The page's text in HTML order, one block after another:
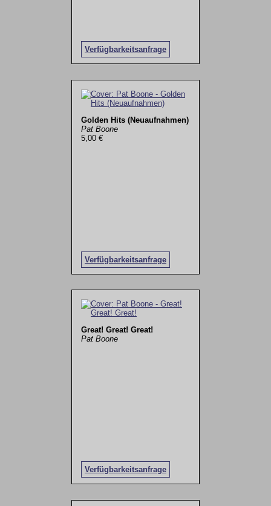
Verfügbarkeitsanfrage
Golden Hits (Neuaufnahmen)
Pat Boone
5,00 €
Verfügbarkeitsanfrage
Great! Great! Great!
Pat Boone
Verfügbarkeitsanfrage